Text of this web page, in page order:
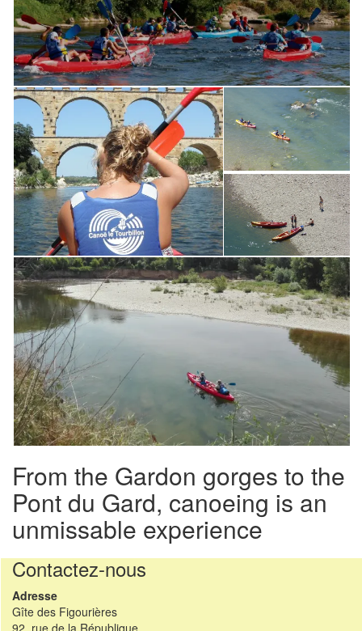
From the Gardon gorges to the
Pont du Gard, canoeing is an
unmissable experience
Contactez-nous
Adresse
Gîte des Figourières
92, rue de la République